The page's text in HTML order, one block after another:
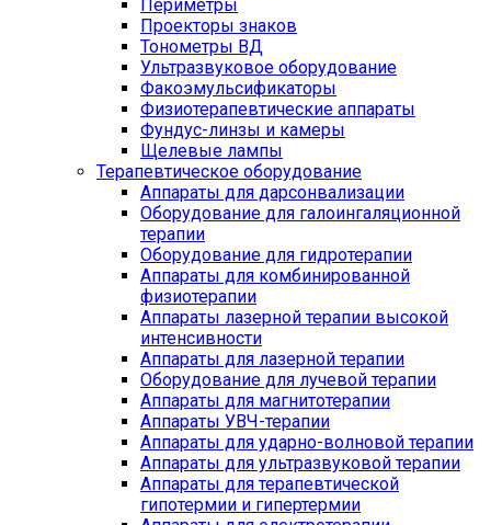
Периметры
Проекторы знаков
Тонометры ВД
Ультразвуковое оборудование
Факоэмульсификаторы
Физиотерапевтические аппараты
Фундус-линзы и камеры
Щелевые лампы
Терапевтическое оборудование
Аппараты для дарсонвализации
Оборудование для галоингаляционной
терапии
Оборудование для гидротерапии
Аппараты для комбинированной
физиотерапии
Аппараты лазерной терапии высокой
интенсивности
Аппараты для лазерной терапии
Оборудование для лучевой терапии
Аппараты для магнитотерапии
Аппараты УВЧ-терапии
Аппараты для ударно-волновой терапии
Аппараты для ультразвуковой терапии
Аппараты для терапевтической
гипотермии и гипертермии